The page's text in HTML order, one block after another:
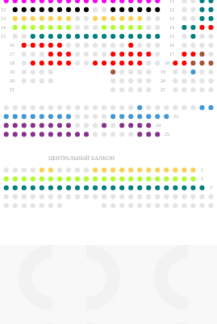
ЦЕНТРАЛЬНЫЙ БАЛКОН
12
13
14
15
16
17
18
19
20
21
12
13
14
15
16
17
18
19
20
21
23
24
25
2
3